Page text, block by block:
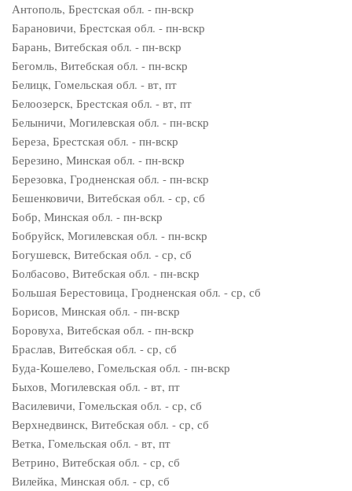
Антополь, Брестская обл. - пн-вскр
Барановичи, Брестская обл. - пн-вскр
Барань, Витебская обл. - пн-вскр
Бегомль, Витебская обл. - пн-вскр
Белицк, Гомельская обл. - вт, пт
Белоозерск, Брестская обл. - вт, пт
Белыничи, Могилевская обл. - пн-вскр
Береза, Брестская обл. - пн-вскр
Березино, Минская обл. - пн-вскр
Березовка, Гродненская обл. - пн-вскр
Бешенковичи, Витебская обл. - ср, сб
Бобр, Минская обл. - пн-вскр
Бобруйск, Могилевская обл. - пн-вскр
Богушевск, Витебская обл. - ср, сб
Болбасово, Витебская обл. - пн-вскр
Большая Берестовица, Гродненская обл. - ср, сб
Борисов, Минская обл. - пн-вскр
Боровуха, Витебская обл. - пн-вскр
Браслав, Витебская обл. - ср, сб
Буда-Кошелево, Гомельская обл. - пн-вскр
Быхов, Могилевская обл. - вт, пт
Василевичи, Гомельская обл. - ср, сб
Верхнедвинск, Витебская обл. - ср, сб
Ветка, Гомельская обл. - вт, пт
Ветрино, Витебская обл. - ср, сб
Вилейка, Минская обл. - ср, сб